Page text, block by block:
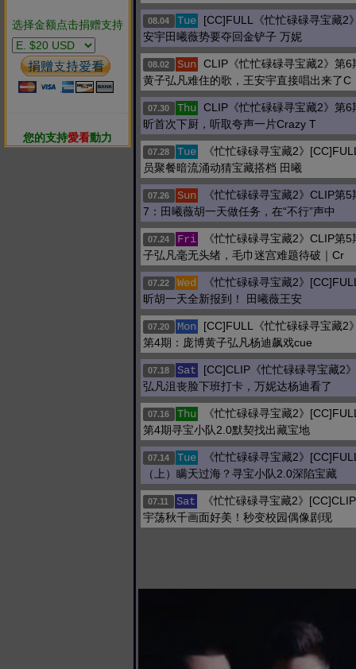
选择金额点击捐赠支持
您的支持愛看動力
08.04 Tue
[CC]FULL《忙忙碌碌寻宝藏2
安宇田曦薇势要夺回金铲子 万妮
08.02 Sun
CLIP《忙忙碌碌寻宝藏2》第6
黄子弘凡难住的歌，王安宇直接唱出来了C
07.30 Thu
CLIP《忙忙碌碌寻宝藏2》第6
昕首次下厨，听取夸声一片Crazy T
07.28 Tue
《忙忙碌碌寻宝藏2》
员聚餐暗流涌动猜宝藏搭档 田曦
07.26 Sun
《忙忙碌碌寻宝藏2》CLIP第
7：田曦薇胡一天做任务，在“不行”声中
07.24 Fri
《忙忙碌碌寻宝藏2》CLIP第
子弘凡毫无头绪，毛巾迷宫难题待破｜Cr
07.22 Wed
《忙忙碌碌寻宝藏2》
昕胡一天全新报到！ 田曦薇王安
07.20 Mon
[CC]FULL《忙忙碌碌寻宝藏2
第4期：庞博黄子弘凡杨迪飙戏cue
07.18 Sat
[CC]CLIP《忙忙碌碌寻宝藏2
弘凡沮丧脸下班打卡，万妮达杨迪看了
07.16 Thu
《忙忙碌碌寻宝藏2》
第4期寻宝小队2.0默契找出藏宝地
07.14 Tue
《忙忙碌碌寻宝藏2》
（上）瞒天过海？寻宝小队2.0深陷宝藏
07.11 Sat
《忙忙碌碌寻宝藏2》
宇荡秋千画面好美！秒变校园偶像剧现